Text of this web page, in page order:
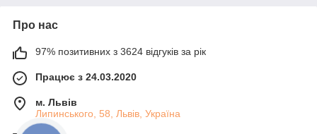
Про нас
97% позитивних з 3624 відгуків за рік
Працює з 24.03.2020
м. Львів
Липинського, 58, Львів, Україна